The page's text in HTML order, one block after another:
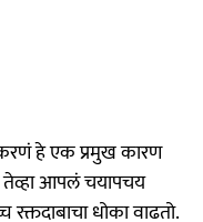
हे एक प्रमुख कारण
आपलं चयापचय
धोका वाढतो.